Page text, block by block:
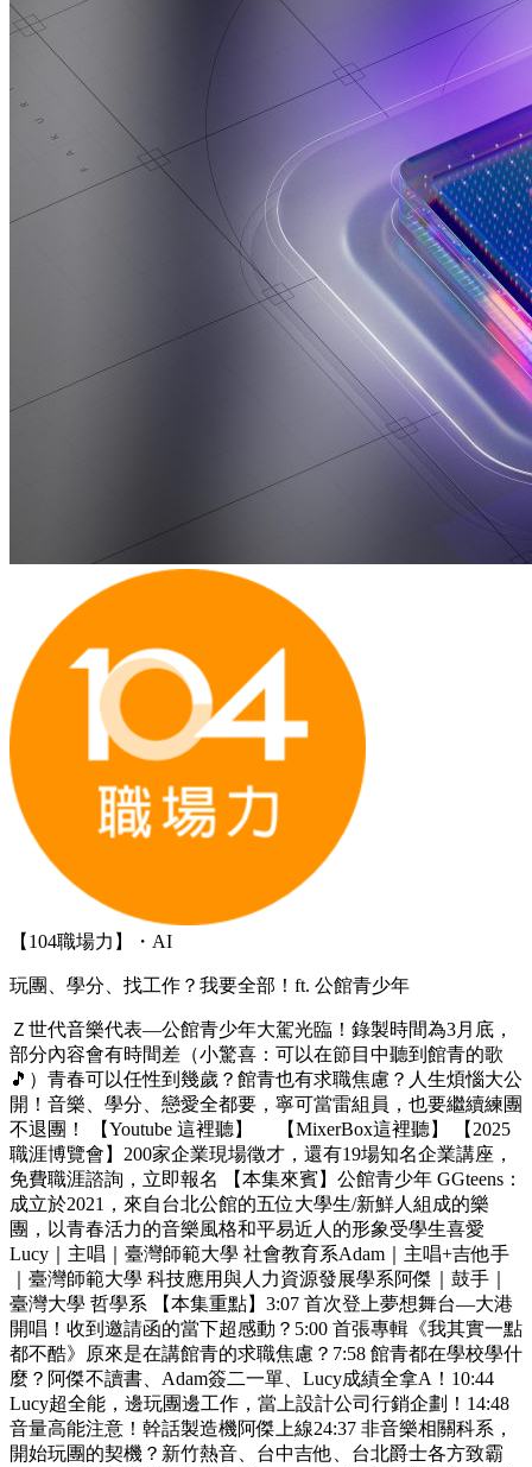
【104職場力】・AI
玩團、學分、找工作？我要全部！ft. 公館青少年
Ｚ世代音樂代表—公館青少年大駕光臨！錄製時間為3月底，
部分內容會有時間差（小驚喜：可以在節目中聽到館青的歌
🎵）青春可以任性到幾歲？館青也有求職焦慮？人生煩惱大公
開！音樂、學分、戀愛全都要，寧可當雷組員，也要繼續練團
不退團！ 【Youtube 這裡聽】 【MixerBox這裡聽】 【2025
職涯博覽會】200家企業現場徵才，還有19場知名企業講座，
免費職涯諮詢，立即報名 【本集來賓】公館青少年 GGteens：
成立於2021，來自台北公館的五位大學生/新鮮人組成的樂
團，以青春活力的音樂風格和平易近人的形象受學生喜愛
Lucy｜主唱｜臺灣師範大學 社會教育系Adam｜主唱+吉他手
｜臺灣師範大學 科技應用與人力資源發展學系阿傑｜鼓手｜
臺灣大學 哲學系 【本集重點】3:07 首次登上夢想舞台—大港
開唱！收到邀請函的當下超感動？5:00 首張專輯《我其實一點
都不酷》原來是在講館青的求職焦慮？7:58 館青都在學校學什
麼？阿傑不讀書、Adam簽二一單、Lucy成績全拿A！10:44
Lucy超全能，邊玩團邊工作，當上設計公司行銷企劃！14:48
音量高能注意！幹話製造機阿傑上線24:37 非音樂相關科系，
開始玩團的契機？新竹熱音、台中吉他、台北爵士各方致霸